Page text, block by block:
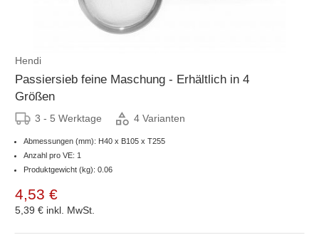
Hendi
Passiersieb feine Maschung - Erhältlich in 4
Größen
3 - 5 Werktage 4 Varianten
Abmessungen (mm): H40 x B105 x T255
Anzahl pro VE: 1
Produktgewicht (kg): 0.06
4,53 €
5,39 € inkl. MwSt.